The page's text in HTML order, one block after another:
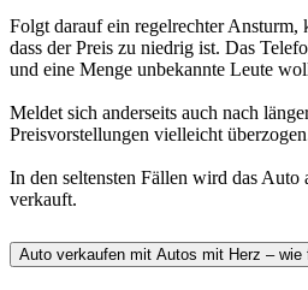
Folgt darauf ein regelrechter Ansturm,
dass der Preis zu niedrig ist. Das
und eine Menge unbekannte Leute
Meldet sich anderseits auch nach
Preisvorstellungen vielleicht
In den seltensten Fällen wird das Auto
verkauft.
Auto verkaufen mit Autos mit Herz – wie